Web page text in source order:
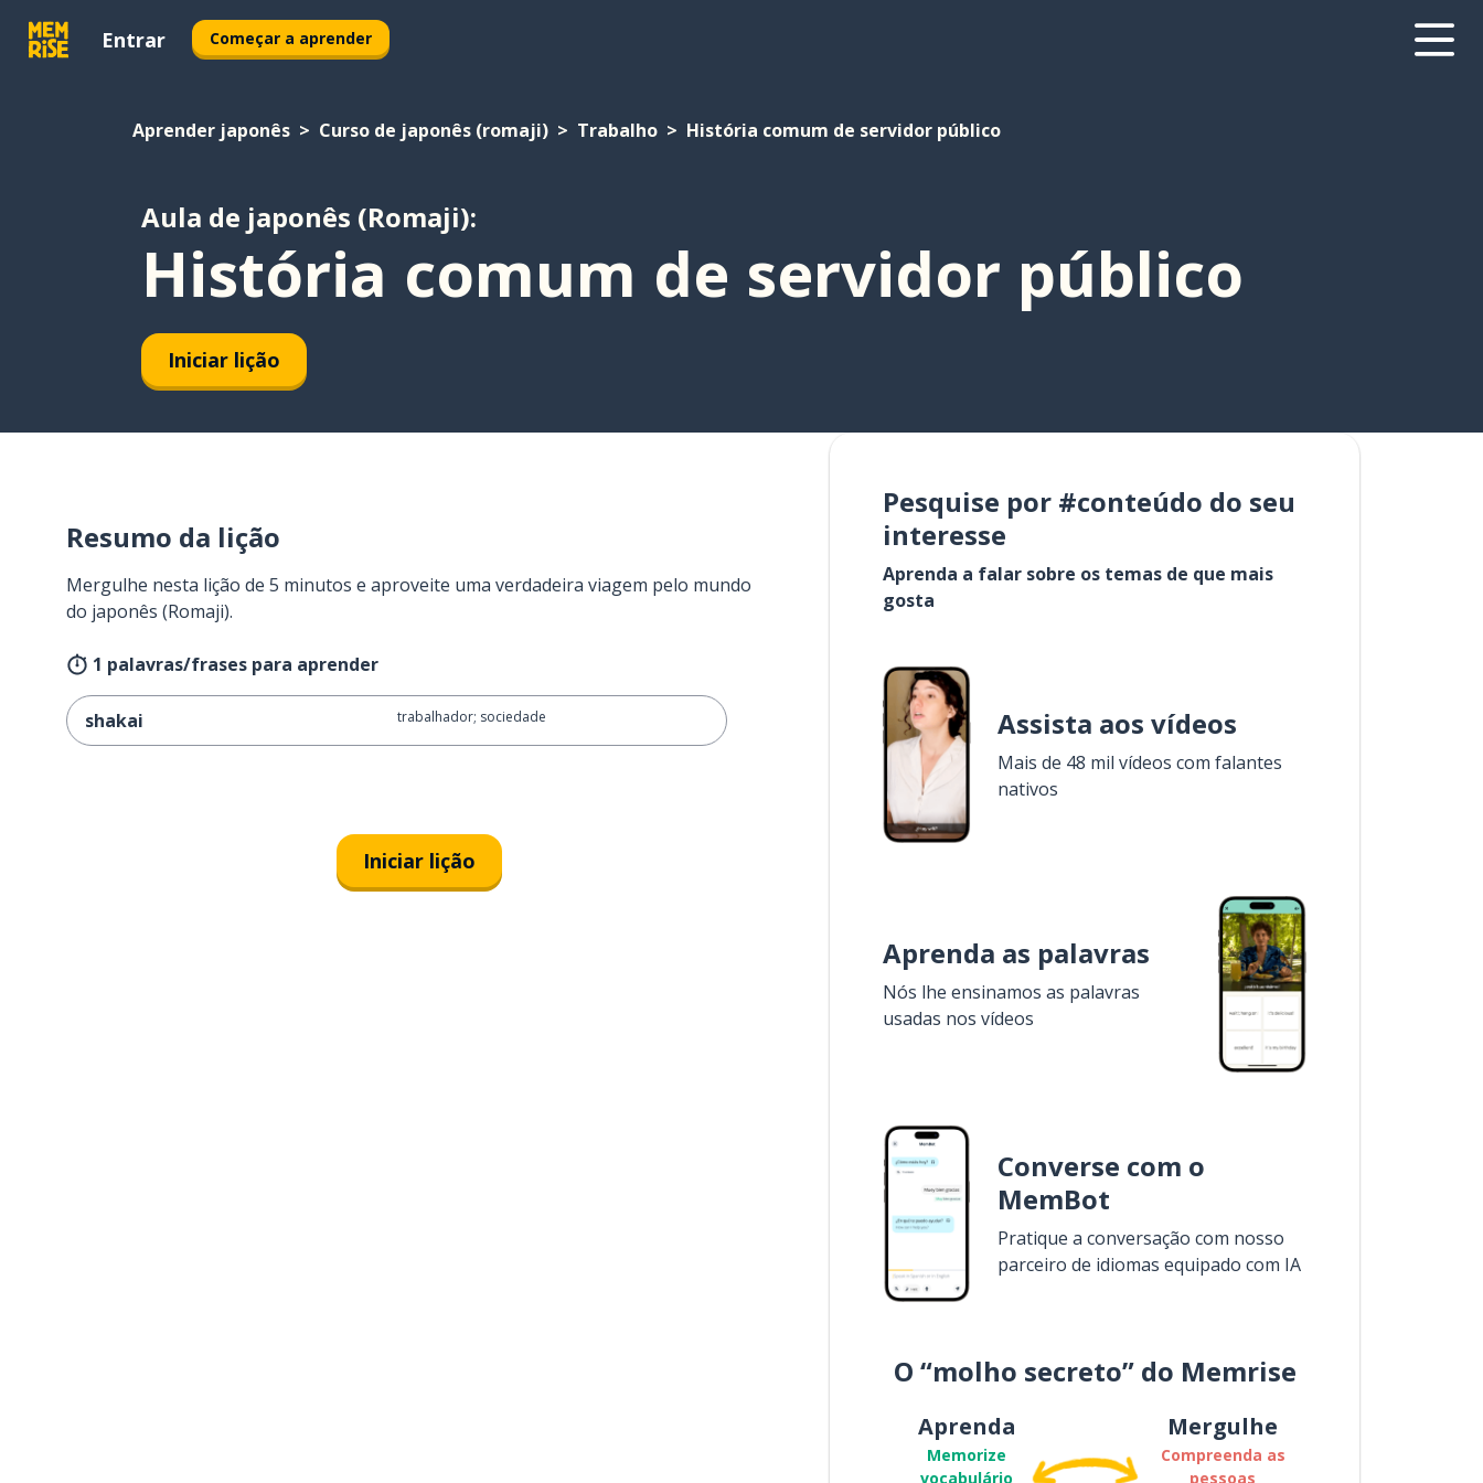
Entrar Começar a aprender
Aprender japonês Curso de japonês (romaji) Trabalho História comum de servidor público
Aula de japonês (Romaji):
História comum de servidor público
Iniciar lição
Resumo da lição
Mergulhe nesta lição de 5 minutos e aproveite uma verdadeira viagem pelo mundo
do japonês (Romaji).
1 palavras/frases para aprender
shakai trabalhador; sociedade
Iniciar lição
Pesquise por #conteúdo do seu
interesse
Aprenda a falar sobre os temas de que mais
gosta
Assista aos vídeos
Mais de 48 mil vídeos com falantes
nativos
Aprenda as palavras
Nós lhe ensinamos as palavras
usadas nos vídeos
Converse com o
MemBot
Pratique a conversação com nosso
parceiro de idiomas equipado com IA
O “molho secreto” do Memrise
Aprenda
Memorize
vocabulário
Mergulhe
Compreenda as
pessoas